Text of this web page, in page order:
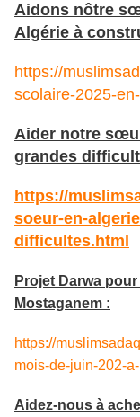
Aidons nôtre
Algérie à
https://
scolaire-2025-
Aider notre
grandes
https://
soeur-en-
difficultes.html
Projet Darwa
Mostaganem :
https://
mois-de-juin-202-
Aidez-nous à